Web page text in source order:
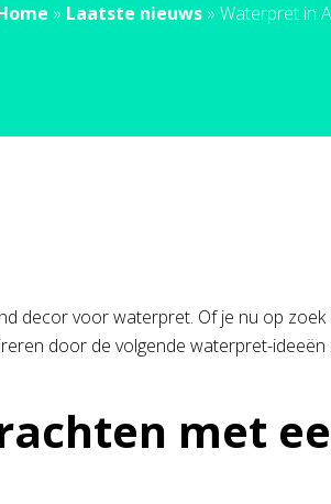
» Laatste nieuws » Waterpret in
decor voor waterpret. Of je nu op
door de volgende waterpret-
met